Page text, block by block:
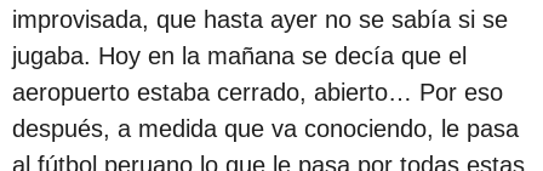
improvisada, que hasta ayer no se sabía si se
jugaba. Hoy en la mañana se decía que el
aeropuerto estaba cerrado, abierto… Por eso
después, a medida que va conociendo, le pasa
al fútbol peruano lo que le pasa por todas estas